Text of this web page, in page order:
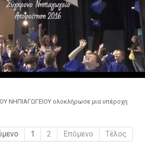
ΝΗΠΙΑΓΩΓΕΙΟΥ ολοκλήρωσε μια υπέροχη
1 2 Επόμενο Τέλος